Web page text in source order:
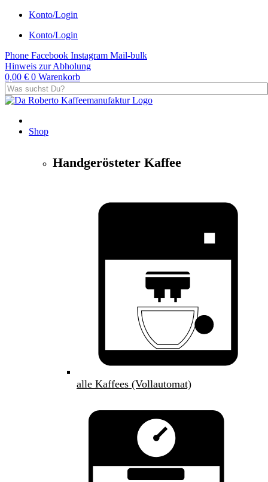
Konto/Login
Konto/Login
Phone Facebook Instagram Mail-bulk
Hinweis zur Abholung
0,00 € 0 Warenkorb
Shop
Handgerösteter Kaffee
alle Kaffees (Vollautomat)